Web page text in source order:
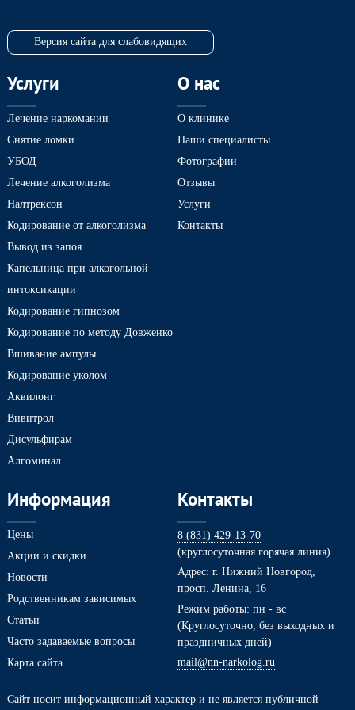
Версия сайта для слабовидящих
Услуги
Лечение наркомании
Снятие ломки
УБОД
Лечение алкоголизма
Налтрексон
Кодирование от алкоголизма
Вывод из запоя
Капельница при алкогольной
интоксикации
Кодирование гипнозом
Кодирование по методу Довженко
Вшивание ампулы
Кодирование уколом
Аквилонг
Вивитрол
Дисульфирам
Алгоминал
О нас
О клинике
Наши специалисты
Фотографии
Отзывы
Услуги
Контакты
Информация
Цены
Акции и скидки
Новости
Родственникам зависимых
Статьи
Часто задаваемые вопросы
Карта сайта
Контакты
8 (831) 429-13-70
(круглосуточная горячая линия)
Адрес: г. Нижний Новгород,
просп. Ленина, 16
Режим работы: пн - вс
(Круглосуточно, без выходных и
праздничных дней)
mail@nn-narkolog.ru
Сайт носит информационный характер и не является публичной